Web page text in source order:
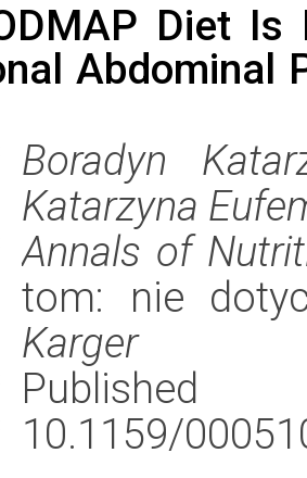
Diet
Abdominal
Boradyn
Katarzyna
Annals of
tom: nie
Karger
Published
10.1159/